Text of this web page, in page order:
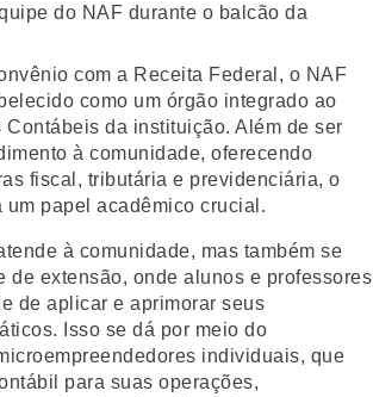
do NAF durante o balcão da
com a Receita Federal, o NAF
como um órgão integrado ao
da instituição. Além de ser
à comunidade, oferecendo
fiscal, tributária e previdenciária, o
um papel acadêmico crucial.
à comunidade, mas também se
de extensão, onde alunos e professores
de aplicar e aprimorar seus
Isso se dá por meio do
individuais, que
para suas operações,